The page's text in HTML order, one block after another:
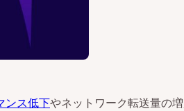
ンス低下やネットワーク転送量の